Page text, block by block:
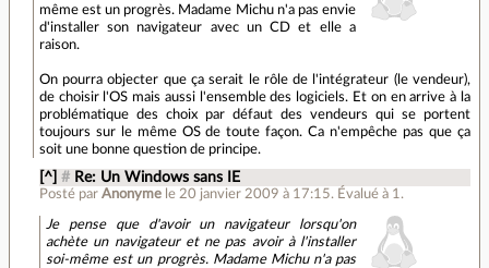
même est un progrès. Madame Michu n'a pas envie
d'installer son navigateur avec un CD et elle a
raison.
On pourra objecter que ça serait le rôle de l'intégrateur (le vendeur),
de choisir l'OS mais aussi l'ensemble des logiciels. Et on en arrive à la
problématique des choix par défaut des vendeurs qui se portent
toujours sur le même OS de toute façon. Ca n'empêche pas que ça
soit une bonne question de principe.
[^] # Re: Un Windows sans IE
Posté parAnonyme le 20 janvier 2009 à 17:15. Évalué à 1 .
Je pense que d'avoir un navigateur lorsqu'on
achète un navigateur et ne pas avoir à l'installer
soi-même est un progrès. Madame Michu n'a pas